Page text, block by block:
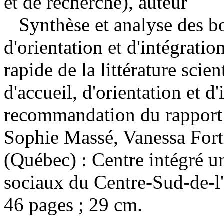
Synthèse et analyse des
d'orientation et
rapide de la littérature
d'accueil, d'orientation et
recommandation du
Sophie Massé, Vanessa
(Québec) : Centre intégré
sociaux du Centre-Sud-
46 pages ; 29 cm.